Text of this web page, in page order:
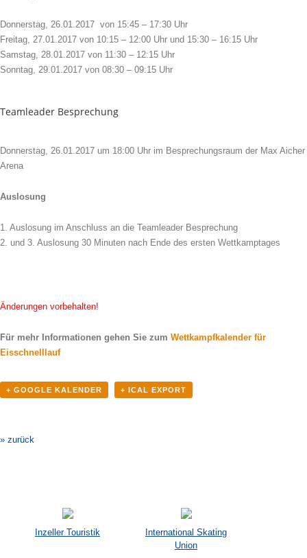
Donnerstag, 26.01.2017 von 15:45 – 17:30 Uhr
Freitag, 27.01.2017 von 10:15 – 12:00 Uhr und 15:30 – 16:15 Uhr
Samstag, 28.01.2017 von 11:30 – 12:15 Uhr
Sonntag, 29.01.2017 von 08:30 – 09:15 Uhr
Teamleader Besprechung
Donnerstag, 26.01.2017 um 18:00 Uhr im Besprechungsraum der Max Aicher
Arena
Auslosung
1. Auslosung im Anschluss an die Teamleader Besprechung
2. und 3. Auslosung 30 Minuten nach Ende des ersten Wettkamptages
Änderungen vorbehalten!
Für mehr Informationen gehen Sie zum Wettkampfkalender für
Eisschnelllauf
+ GOOGLE KALENDER + ICAL EXPORT
» zurück
Inzeller Touristik
International Skating
Union